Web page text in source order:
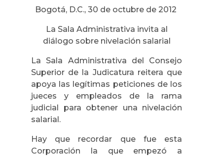
Bogotá, D.C., 30 de octubre de 2012
La Sala Administrativa invita al
diálogo sobre nivelación salarial
La Sala Administrativa del Consejo
Superior de la Judicatura reitera que
apoya las legítimas peticiones de los
jueces y empleados de la rama
judicial para obtener una nivelación
salarial.
Hay que recordar que fue esta
Corporación la que empezó a